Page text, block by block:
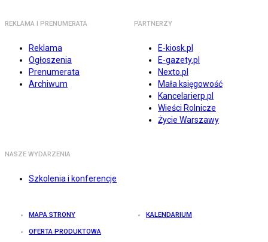
REKLAMA I PRENUMERATA
Reklama
Ogłoszenia
Prenumerata
Archiwum
PARTNERZY
E-kiosk.pl
E-gazety.pl
Nexto.pl
Mała księgowość
Kancelarierp.pl
Wieści Rolnicze
Życie Warszawy
NASZE WYDARZENIA
Szkolenia i konferencje
MAPA STRONY KALENDARIUM
OFERTA PRODUKTOWA